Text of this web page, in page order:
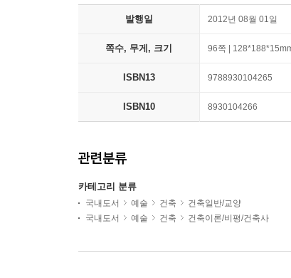
발행일 2012년 08월 01일
쪽수, 무게, 크기 96쪽 |
ISBN13 9788930104265
ISBN10 8930104266
관련분류
카테고리 분류
국내도서 예술 건축
건축일반/교양
국내도서
예술 건축 건축이론/비평/건축사